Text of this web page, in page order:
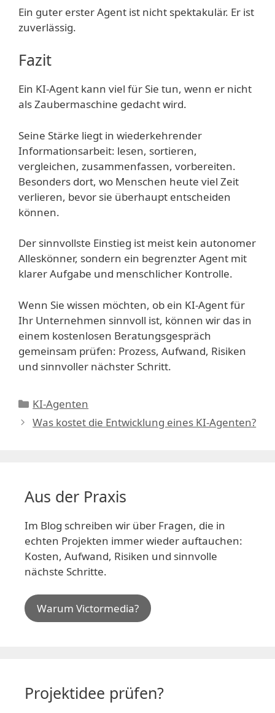
Ein guter erster Agent ist nicht spektakulär. Er ist
zuverlässig.
Fazit
Ein KI-Agent kann viel für Sie tun, wenn er nicht
als Zaubermaschine gedacht wird.
Seine Stärke liegt in wiederkehrender
Informationsarbeit: lesen, sortieren,
vergleichen, zusammenfassen, vorbereiten.
Besonders dort, wo Menschen heute viel Zeit
verlieren, bevor sie überhaupt entscheiden
können.
Der sinnvollste Einstieg ist meist kein autonomer
Alleskönner, sondern ein begrenzter Agent mit
klarer Aufgabe und menschlicher Kontrolle.
Wenn Sie wissen möchten, ob ein KI-Agent für
Ihr Unternehmen sinnvoll ist, können wir das in
einem kostenlosen Beratungsgespräch
gemeinsam prüfen: Prozess, Aufwand, Risiken
und sinnvoller nächster Schritt.
Kategorien
KI-Agenten
Was kostet die Entwicklung eines KI-Agenten?
Aus der Praxis
Im Blog schreiben wir über Fragen, die in
echten Projekten immer wieder auftauchen:
Kosten, Aufwand, Risiken und sinnvolle
nächste Schritte.
Warum Victormedia?
Projektidee prüfen?